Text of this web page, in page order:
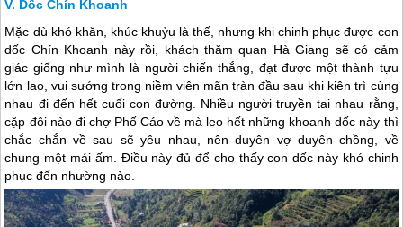
Dốc Chín Khoanh
Mặc dù khó khăn, khúc khuỷu là thế, nhưng khi chinh phục được con
dốc Chín Khoanh này rồi, khách thăm quan Hà Giang sẽ có cảm
giác giống như mình là người chiến thắng, đạt được một thành tựu
lớn lao, vui sướng trong niềm viên mãn tràn đầu sau khi kiên trì cùng
nhau đi đến hết cuối con đường. Nhiều người truyền tai nhau rằng,
cặp đôi nào đi chợ Phố Cáo về mà leo hết những khoanh dốc này thì
chắc chắn về sau sẽ yêu nhau, nên duyên vợ duyên chồng, về
chung một mái ấm. Điều này đủ để cho thấy con dốc này khó chinh
phục đến nhường nào.